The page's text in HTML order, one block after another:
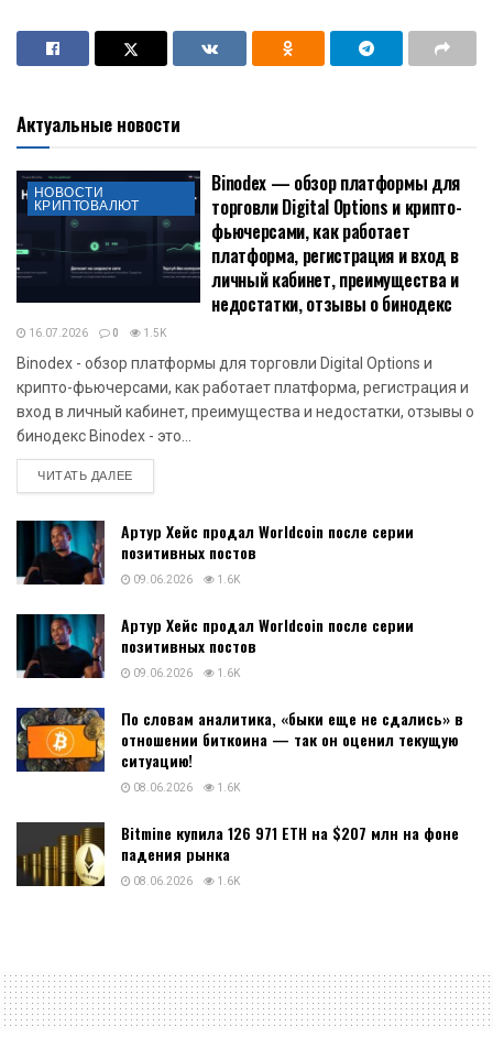
Актуальные новости
НОВОСТИ
КРИПТОВАЛЮТ
Binodex — обзор платформы для
торговли Digital Options и крипто-
фьючерсами, как работает
платформа, регистрация и вход в
личный кабинет, преимущества и
недостатки, отзывы о бинодекс
16.07.2026 0 1.5K
Binodex - обзор платформы для торговли Digital Options и
крипто-фьючерсами, как работает платформа, регистрация и
вход в личный кабинет, преимущества и недостатки, отзывы о
бинодекс Binodex - это...
ЧИТАТЬ ДАЛЕЕDETAILS
Артур Хейс продал Worldcoin после серии
позитивных постов
09.06.2026 1.6K
Артур Хейс продал Worldcoin после серии
позитивных постов
09.06.2026 1.6K
По словам аналитика, «быки еще не сдались» в
отношении биткоина — так он оценил текущую
ситуацию!
08.06.2026 1.6K
Bitmine купила 126 971 ETH на $207 млн на фоне
падения рынка
08.06.2026 1.6K